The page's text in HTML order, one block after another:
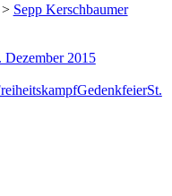
Sepp Kerschbaumer
Dezember 2015
GedenkfeierSt.